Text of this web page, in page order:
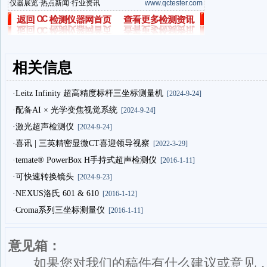
仪器展览·热点新闻·行业资讯 www.qctester.com
相关信息
·Leitz Infinity 超高精度标杆三坐标测量机 [2024-9-24]
·配备AI × 光学变焦视觉系统 [2024-9-24]
·激光超声检测仪 [2024-9-24]
·喜讯 | 三英精密显微CT喜迎领导视察 [2022-3-29]
·temate® PowerBox H手持式超声检测仪 [2016-1-11]
·可快速转换镜头 [2024-9-23]
·NEXUS洛氏 601 & 610 [2016-1-12]
·Croma系列三坐标测量仪 [2016-1-11]
意见箱：
如果您对我们的稿件有什么建议或意见